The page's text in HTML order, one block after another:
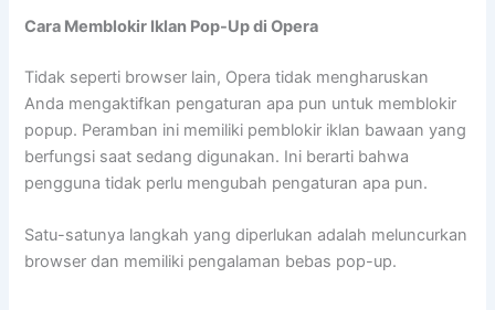
Cara Memblokir Iklan Pop-Up di Opera
Tidak seperti browser lain, Opera tidak mengharuskan
Anda mengaktifkan pengaturan apa pun untuk memblokir
popup. Peramban ini memiliki pemblokir iklan bawaan yang
berfungsi saat sedang digunakan. Ini berarti bahwa
pengguna tidak perlu mengubah pengaturan apa pun.
Satu-satunya langkah yang diperlukan adalah meluncurkan
browser dan memiliki pengalaman bebas pop-up.